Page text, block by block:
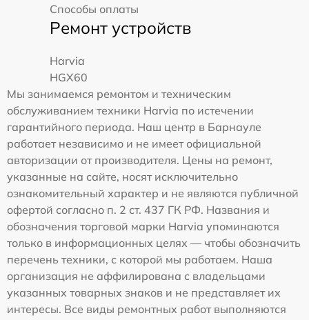
Способы оплаты
Ремонт устройств
Harvia
HGX60
Мы занимаемся ремонтом и техническим
обслуживанием техники Harvia по истечении
гарантийного периода. Наш центр в Барнауле
работает независимо и не имеет официальной
авторизации от производителя. Цены на ремонт,
указанные на сайте, носят исключительно
ознакомительный характер и не являются публичной
офертой согласно п. 2 ст. 437 ГК РФ. Названия и
обозначения торговой марки Harvia упоминаются
только в информационных целях — чтобы обозначить
перечень техники, с которой мы работаем. Наша
организация не аффилирована с владельцами
указанных товарных знаков и не представляет их
интересы. Все виды ремонтных работ выполняются